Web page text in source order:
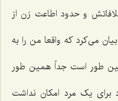
و حدود اطاعت زن از
می‌کرد که واقعا من را به
طور است جداً همین طور
برای یک مرد امکان نداشت